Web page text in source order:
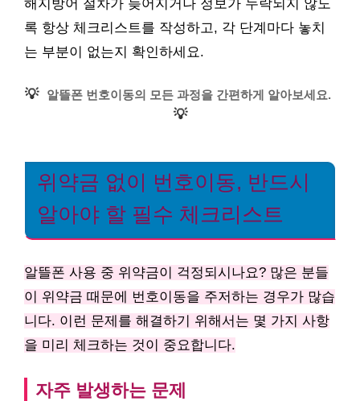
해지방어 절차가 늦어지거나 정보가 누락되지 않도
록 항상 체크리스트를 작성하고, 각 단계마다 놓치
는 부분이 없는지 확인하세요.
💡 알뜰폰 번호이동의 모든 과정을 간편하게 알아보세요.
💡
위약금 없이 번호이동, 반드시
알아야 할 필수 체크리스트
알뜰폰 사용 중 위약금이 걱정되시나요? 많은 분들
이 위약금 때문에 번호이동을 주저하는 경우가 많습
니다. 이런 문제를 해결하기 위해서는 몇 가지 사항
을 미리 체크하는 것이 중요합니다.
자주 발생하는 문제